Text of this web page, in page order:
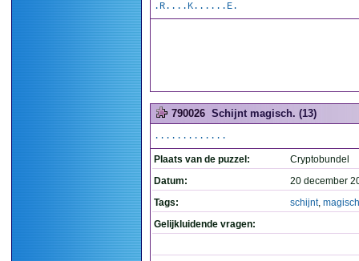
.R....K......E.
790026 Schijnt magisch. (13)
.............
Plaats van de puzzel:
Cryptobundel
Datum:
20 december
Tags:
schijnt, magisch
Gelijkluidende vragen: